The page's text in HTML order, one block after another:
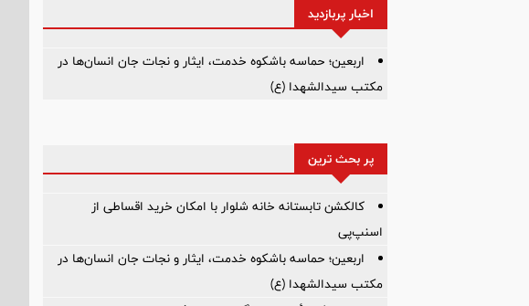
اخبار پربازدید
اربعین؛ حماسه باشکوه خدمت، ایثار و نجات جان انسان‌ها در
مکتب سیدالشهدا (ع)
پر بحث ترین
کالکشن تابستانه خانه شلوار با امکان خرید اقساطی از
اسنپ‌پی
اربعین؛ حماسه باشکوه خدمت، ایثار و نجات جان انسان‌ها در
مکتب سیدالشهدا (ع)